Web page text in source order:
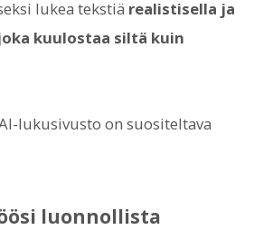
lukea tekstiä realistisella ja
kuulostaa siltä kuin
lukusivusto on suositeltava
luonnollista